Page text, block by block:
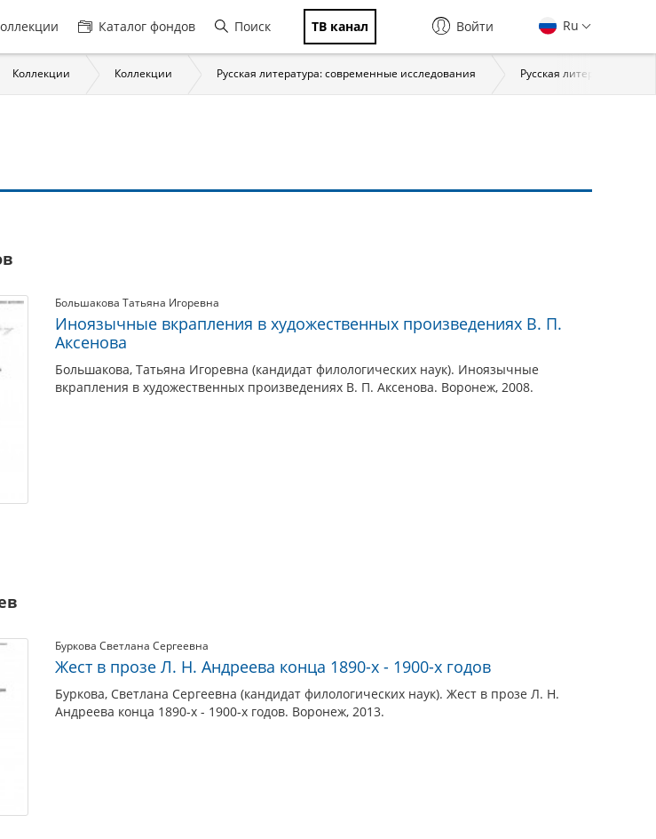
Каталог фондов Поиск ТВ канал Ru
Войти
Коллекции Коллекции Русская литература: современные исследования Русская литература
Большакова Татьяна Игоревна
Иноязычные вкрапления в художественных произведениях В. П.
Аксенова
Большакова, Татьяна Игоревна (кандидат филологических наук). Иноязычные
вкрапления в художественных произведениях В. П. Аксенова. Воронеж, 2008.
Буркова Светлана Сергеевна
Жест в прозе Л. Н. Андреева конца 1890-х - 1900-х годов
Буркова, Светлана Сергеевна (кандидат филологических наук). Жест в прозе Л. Н.
Андреева конца 1890-х - 1900-х годов. Воронеж, 2013.